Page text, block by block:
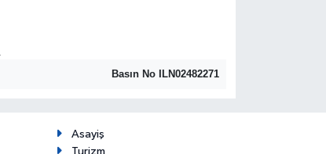
Basın No ILN02482271
Asayiş
Turizm